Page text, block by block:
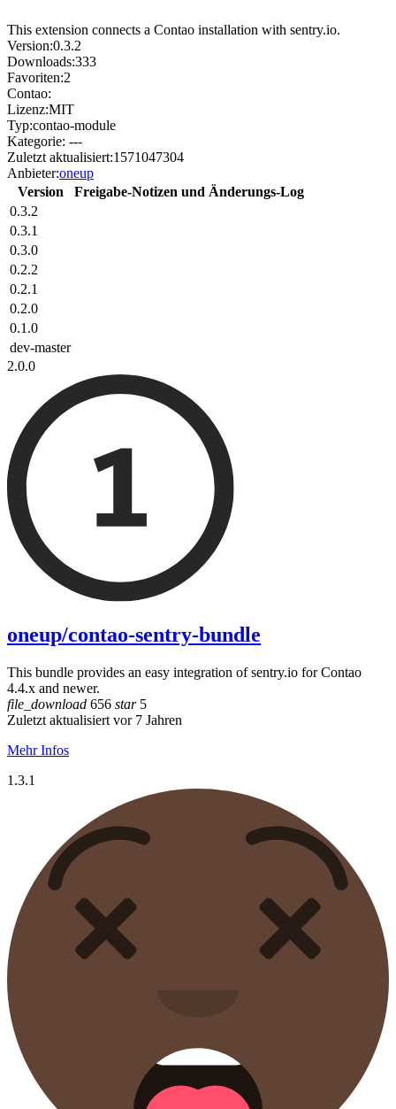
This extension connects a Contao installation with sentry.io.
Version:0.3.2
Downloads:333
Favoriten:2
Contao:
Lizenz:MIT
Typ:contao-module
Kategorie: ---
Zuletzt aktualisiert:1571047304
Anbieter:oneup
Version
Freigabe-Notizen und Änderungs-Log
0.3.2
0.3.1
0.3.0
0.2.2
0.2.1
0.2.0
0.1.0
dev-master
2.0.0
oneup/contao-sentry-bundle
This bundle provides an easy integration of sentry.io for Contao
4.4.x and newer.
file_download 656 star5
Zuletzt aktualisiert vor 7 Jahren
Mehr Infos
1.3.1